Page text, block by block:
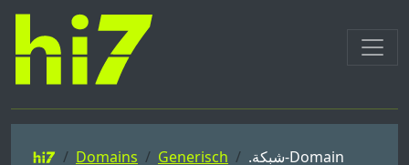
Domains Generisch .شبكة-Domain